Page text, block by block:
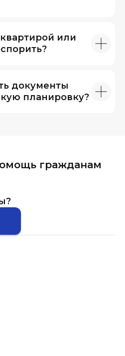
или
документы
планировку?
гражданам